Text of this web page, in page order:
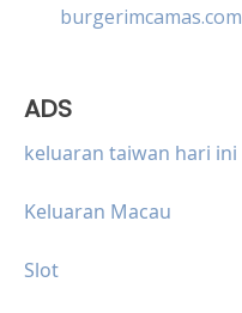
burgerimcamas.com
ADS
keluaran taiwan hari ini
Keluaran Macau
Slot